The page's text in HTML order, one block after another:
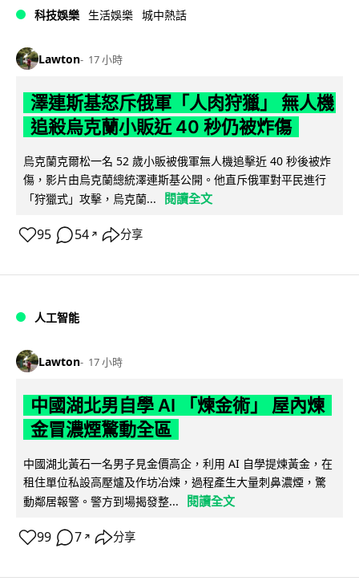
科技娛樂 生活娛樂 城中熱話
Lawton 17 小時
澤連斯基怒斥俄軍「人肉狩獵」 無人機
追殺烏克蘭小販近 40 秒仍被炸傷
烏克蘭克爾松一名 52 歲小販被俄軍無人機追擊近 40 秒後被炸
傷，影片由烏克蘭總統澤連斯基公開。他直斥俄軍對平民進行
「狩獵式」攻擊，烏克蘭...
閱讀全文
95 54 ↗ 分享
人工智能
Lawton 17 小時
中國湖北男自學 AI 「煉金術」 屋內煉
金冒濃煙驚動全區
中國湖北黃石一名男子見金價高企，利用 AI 自學提煉黃金，在
租住單位私設高壓爐及作坊冶煉，過程產生大量刺鼻濃煙，驚
動鄰居報警。警方到場揭發整...
閱讀全文
99 7 ↗ 分享